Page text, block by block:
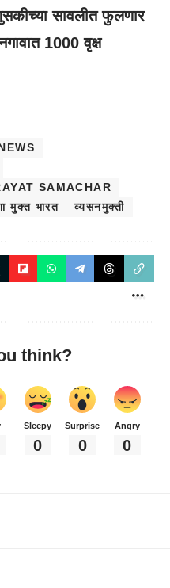
सावलीत फुलणार
1000 वृक्ष
SAMACHAR
मुक्त भारत व्यसनमुक्ती
think?
Sleepy
0
Surprise
0
Angry
0